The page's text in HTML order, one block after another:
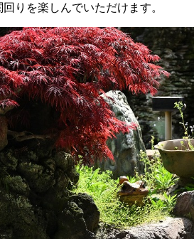
りを楽しんでいただけます。